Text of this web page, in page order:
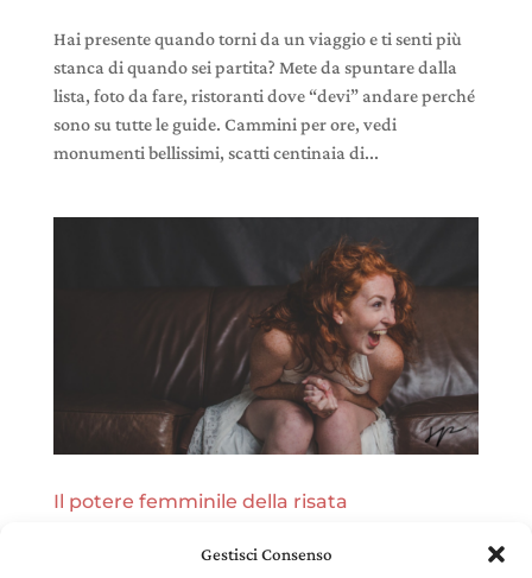
Gestisci Consenso
Hai presente quando torni da un viaggio e ti senti più
stanca di quando sei partita? Mete da spuntare dalla
lista, foto da fare, ristoranti dove “devi” andare perché
sono su tutte le guide. Cammini per ore, vedi
monumenti bellissimi, scatti centinaia di...
Il potere femminile della risata